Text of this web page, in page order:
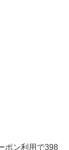
ポン利用で398